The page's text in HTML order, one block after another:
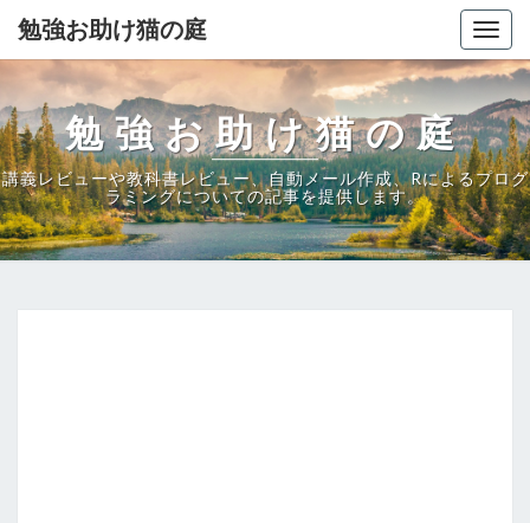
勉強お助け猫の庭
勉強お助け猫の庭
講義レビューや教科書レビュー、自動メール作成、Rによるプログ
ラミングについての記事を提供します。